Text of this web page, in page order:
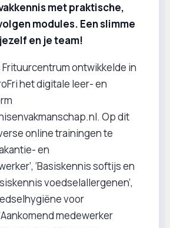
met praktische,
modules. Een slimme
en je team!
ontwikkelde in
het digitale leer- en
Op dit
online trainingen te
en
‘Basiskennis softijs en
voedselallergenen’,
voor
medewerker